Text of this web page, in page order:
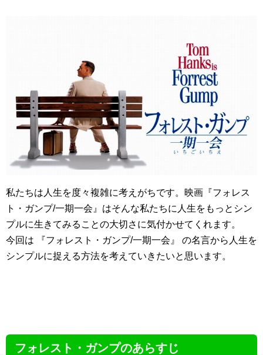
私たちは人生を度々複雑に考えがちです。映画『フォレス
ト・ガンプ/一期一会』はそんな私たちに人生をもっとシン
プルに生きてみることの大切さに気付かせてくれます。
今回は 『フォレスト・ガンプ/一期一会』 の名言から人生を
シンプルに捉える方法を考えていきたいと思います。
フォレスト・ガンプのあらすじ